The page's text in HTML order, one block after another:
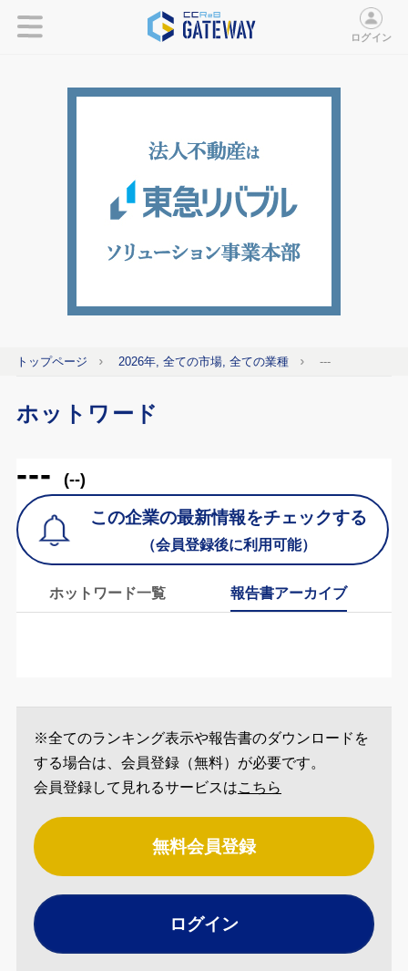
ログイン
トップページ 2026年, 全ての市場, 全ての業種 ---
ホットワード
--- (--)
この企業の最新情報をチェックする
（会員登録後に利用可能）
ホットワード一覧 報告書アーカイブ
※全てのランキング表示や報告書のダウンロードを
する場合は、会員登録（無料）が必要です。
会員登録して見れるサービスはこちら
無料会員登録
ログイン